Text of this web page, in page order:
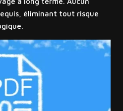
éliminant tout risque